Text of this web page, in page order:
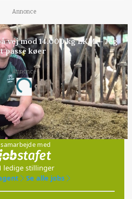
Annonce
vej mod 14.000 kg EKM: - Jeg
passe køer
Annonce
Loading...
Jobs
samarbejde med
ledige stillinger
Se alle jobs